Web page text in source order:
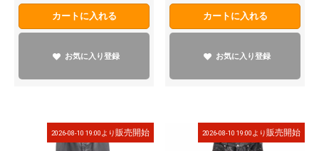
カートに入れる
お気に入り登録
カートに入れる
お気に入り登録
2026-08-10 19:00より販売開始 2026-08-10 19:00より販売開始